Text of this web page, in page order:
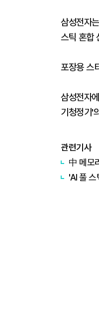
삼성전자
스틱 혼합
포장용 스
삼성전자
기청정기'
관련기사
中 메모
'AI 풀